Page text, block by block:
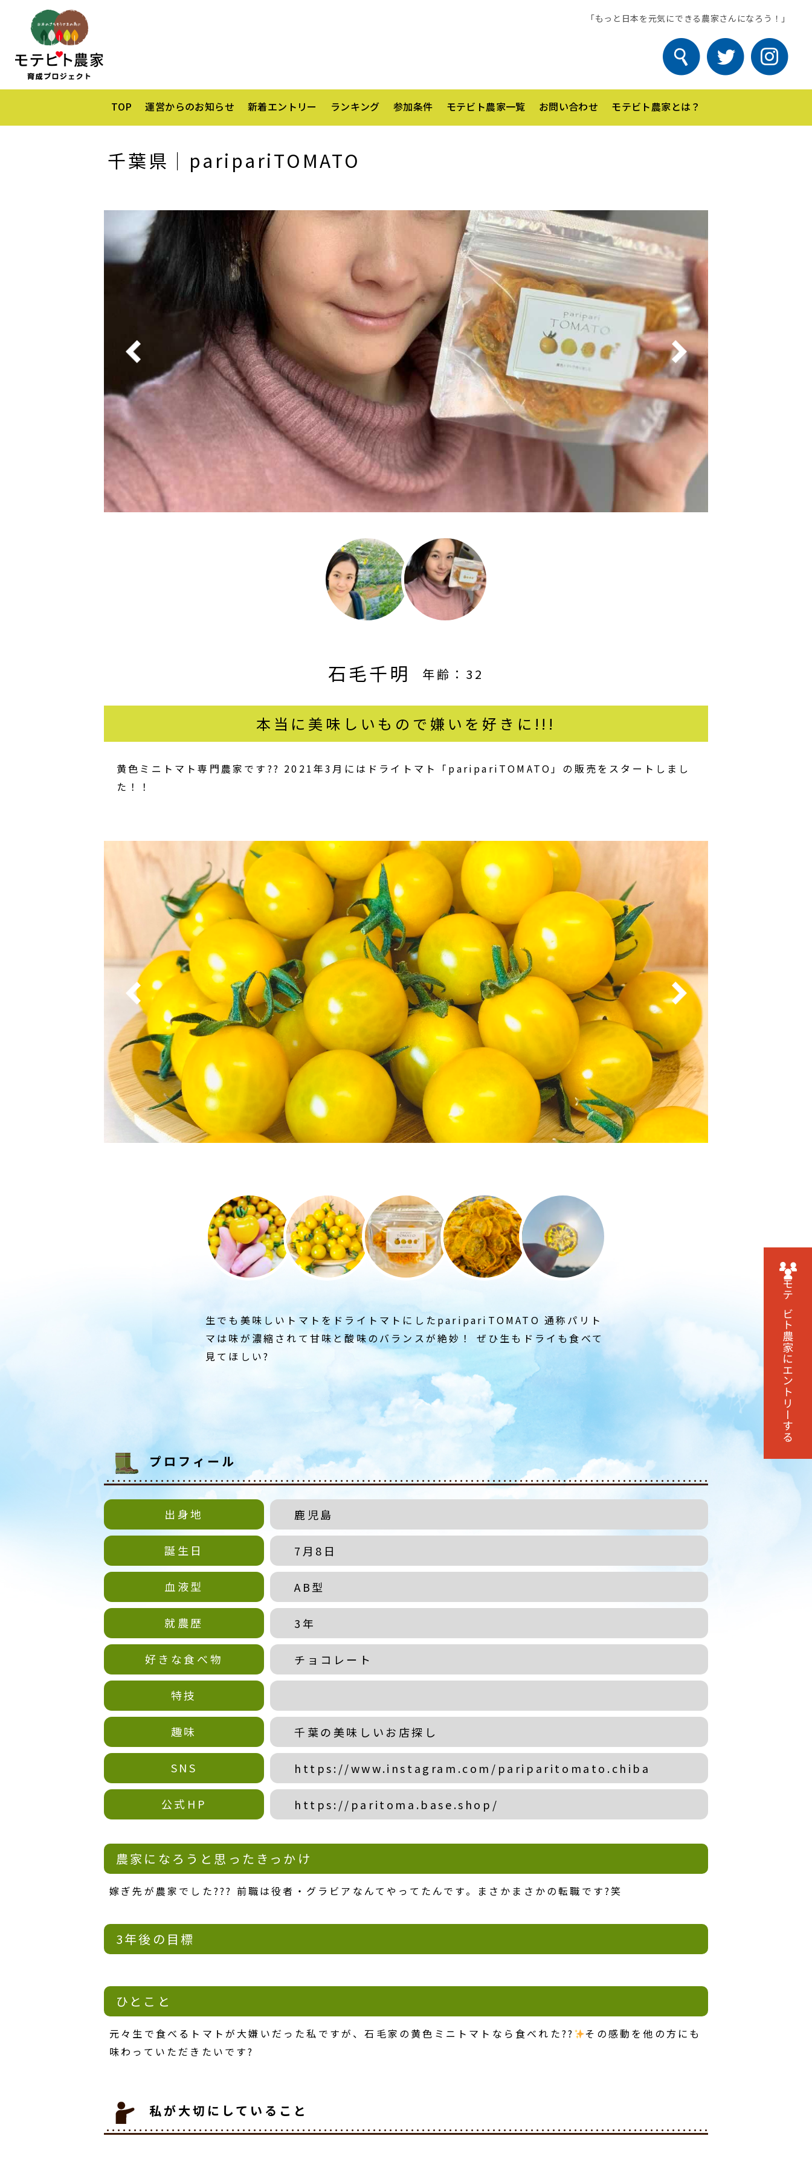
「もっと日本を元気にできる農家さんになろう！」
TOP 運営からのお知らせ 新着エントリー ランキング 参加条件 モテビト農家一覧 お問い合わせ モテビト農家とは？
千葉県｜paripariTOMATO
石毛千明 年齢：32
本当に美味しいもので嫌いを好きに!!!
黄色ミニトマト専門農家です?? 2021年3月にはドライトマト「paripariTOMATO」の販売をスタートしまし
た！！
生でも美味しいトマトをドライトマトにしたparipariTOMATO 通称パリト
マは味が濃縮されて甘味と酸味のバランスが絶妙！ ぜひ生もドライも食べて
見てほしい?
プロフィール
出身地 鹿児島
誕生日 7月8日
血液型 AB型
就農歴 3年
好きな食べ物 チョコレート
特技
趣味 千葉の美味しいお店探し
SNS https://www.instagram.com/pariparitomato.chiba
公式HP https://paritoma.base.shop/
農家になろうと思ったきっかけ
嫁ぎ先が農家でした??‍? 前職は役者・グラビアなんてやってたんです。まさかまさかの転職です?笑
3年後の目標
ひとこと
元々生で食べるトマトが大嫌いだった私ですが、石毛家の黄色ミニトマトなら食べれた??
その感動を他の方にも
味わっていただきたいです?
私が大切にしていること
モテビト農家に
エントリーする